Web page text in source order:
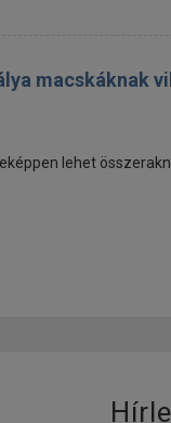
macskáknak
lehet